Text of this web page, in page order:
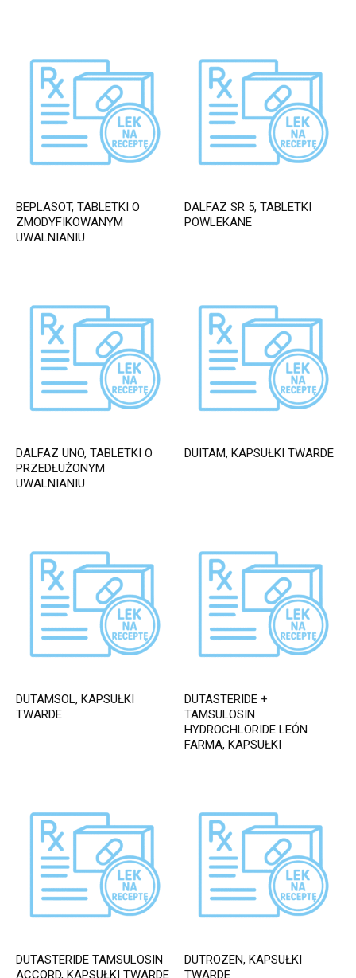
BEPLASOT, TABLETKI O
ZMODYFIKOWANYM
UWALNIANIU
DALFAZ SR 5, TABLETKI
POWLEKANE
DALFAZ UNO, TABLETKI O
PRZEDŁUŻONYM
UWALNIANIU
DUITAM, KAPSUŁKI TWARDE
DUTAMSOL, KAPSUŁKI
TWARDE
DUTASTERIDE +
TAMSULOSIN
HYDROCHLORIDE LEÓN
FARMA, KAPSUŁKI
DUTASTERIDE TAMSULOSIN
ACCORD, KAPSUŁKI TWARDE
DUTROZEN, KAPSUŁKI
TWARDE